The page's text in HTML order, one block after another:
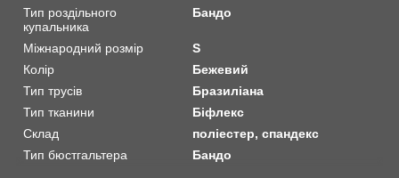
Тип роздільного
купальника
Бандо
Міжнародний розмір
S
Колір
Бежевий
Тип трусів
Бразиліана
Тип тканини
Біфлекс
Склад
поліестер, спандекс
Тип бюстгальтера
Бандо